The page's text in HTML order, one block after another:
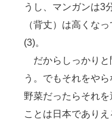
うし、マンガンは3
（背丈）は高くな
(3)。
だからしっかりと
う。でもそれをや
野菜だったらそれ
ことは日本でありえ